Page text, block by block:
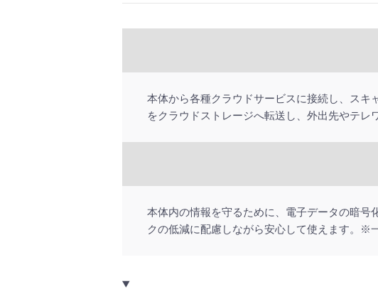
本体から各種クラウドサービスに接続し、スキ
をクラウドストレージへ転送し、外出先やテレ
本体内の情報を守るために、電子データの暗号
クの低減に配慮しながら安心して使えます。※